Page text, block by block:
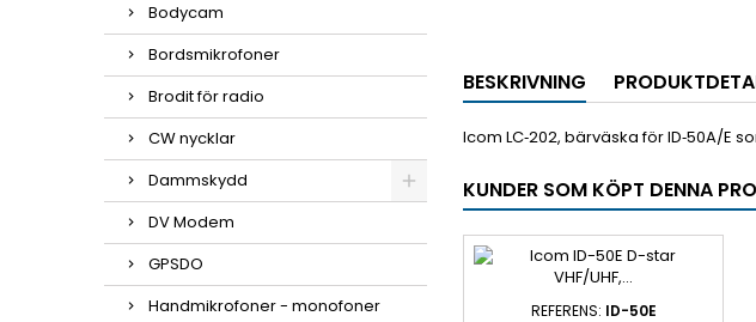
Bodycam
Bordsmikrofoner
Brodit för radio
CW nycklar
Dammskydd
DV Modem
GPSDO
Handmikrofoner - monofoner
BESKRIVNING
Icom LC‑202, bärväska för ID‑50A/E
KUNDER SOM KÖPT DENNA
REFERENS: ID-50E